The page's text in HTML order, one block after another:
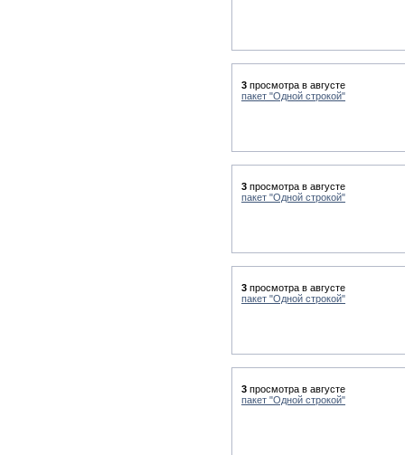
3 просмотра в августе
пакет "Одной строкой"
3 просмотра в августе
пакет "Одной строкой"
3 просмотра в августе
пакет "Одной строкой"
3 просмотра в августе
пакет "Одной строкой"